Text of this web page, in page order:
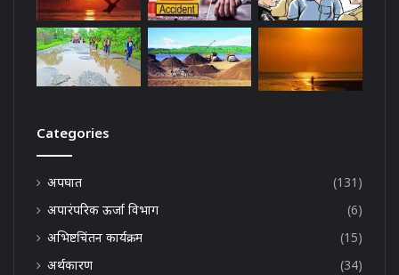
Categories
अपघात
(131)
अपारंपरिक ऊर्जा विभाग
(6)
अभिष्टचिंतन कार्यक्रम
(15)
अर्थकारण
(34)